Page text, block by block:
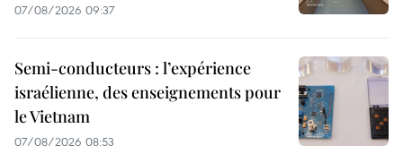
07/08/2026 09:37
Semi-conducteurs : l’expérience
israélienne, des enseignements pour
le Vietnam
07/08/2026 08:53